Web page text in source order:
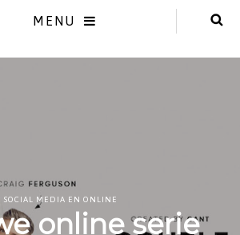
MENU
SOCIAL MEDIA EN ONLINE
online serie